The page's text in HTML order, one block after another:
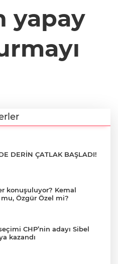
yapay
DERİN ÇATLAK BAŞLADI!
konuşuluyor? Kemal
mu, Özgür Özel mi?
CHP’nin adayı Sibel
kazandı